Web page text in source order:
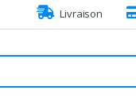
Livraison